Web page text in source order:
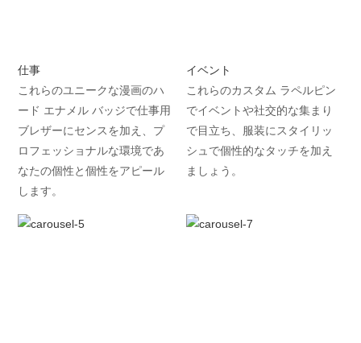
仕事
これらのユニークな漫画のハ
ード エナメル バッジで仕事用
ブレザーにセンスを加え、プ
ロフェッショナルな環境であ
なたの個性と個性をアピール
します。
イベント
これらのカスタム ラペルピン
でイベントや社交的な集まり
で目立ち、服装にスタイリッ
シュで個性的なタッチを加え
ましょう。